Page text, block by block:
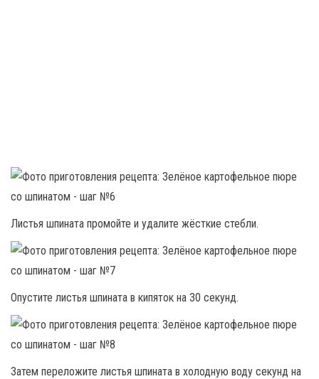
Листья шпината промойте и удалите жёсткие стебли.
Опустите листья шпината в кипяток на 30 секунд.
Затем переложите листья шпината в холодную воду секунд на